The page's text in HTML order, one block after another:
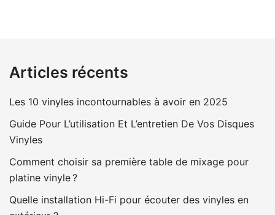
Articles récents
Les 10 vinyles incontournables à avoir en 2025
Guide Pour L’utilisation Et L’entretien De Vos Disques
Vinyles
Comment choisir sa première table de mixage pour
platine vinyle ?
Quelle installation Hi-Fi pour écouter des vinyles en